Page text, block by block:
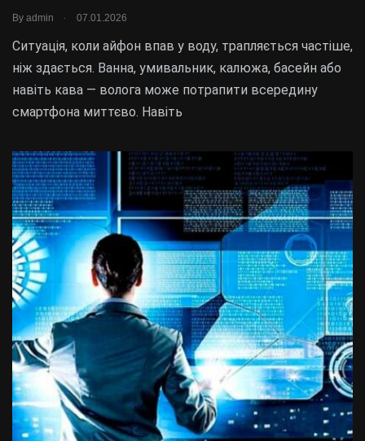
By admin 07.01.2026
Ситуація, коли айфон впав у воду, трапляється частіше,
ніж здається. Ванна, умивальник, калюжа, басейн або
навіть кава — волога може потрапити всередину
смартфона миттєво. Навіть